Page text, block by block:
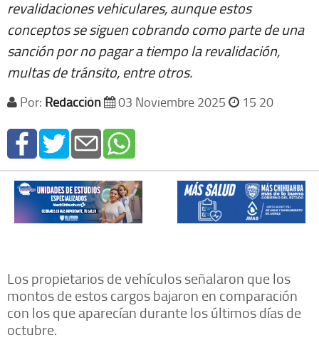
revalidaciones vehiculares, aunque estos
conceptos se siguen cobrando como parte de una
sanción por no pagar a tiempo la revalidación,
multas de tránsito, entre otros.
Por: Redacción 03 Noviembre 2025 15 20
Los propietarios de vehículos señalaron que los
montos de estos cargos bajaron en comparación
con los que aparecían durante los últimos días de
octubre.